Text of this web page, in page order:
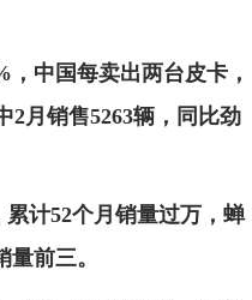
中国每卖出两台皮卡，
2月销售5263辆，同比劲
累计52个月销量过万，蝉
前三。